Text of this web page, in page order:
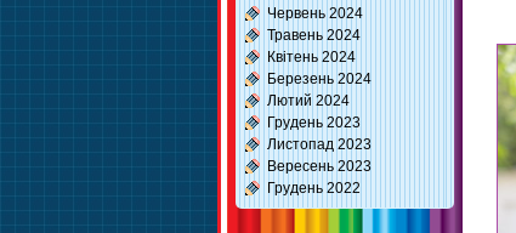
Червень 2024
Травень 2024
Квітень 2024
Березень 2024
Лютий 2024
Грудень 2023
Листопад 2023
Вересень 2023
Грудень 2022